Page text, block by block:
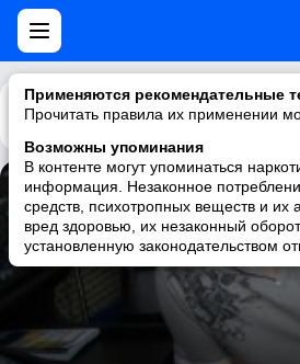
Применяются рекомендательные
Прочитать правила их применении
Возможны упоминания
В контенте могут упоминаться
информация. Незаконное
средств, психотропных веществ и их
вред здоровью, их незаконный
установленную законодательством
Каталог Рекомендации
Give It Up (Single Mix)
Party Pimpz